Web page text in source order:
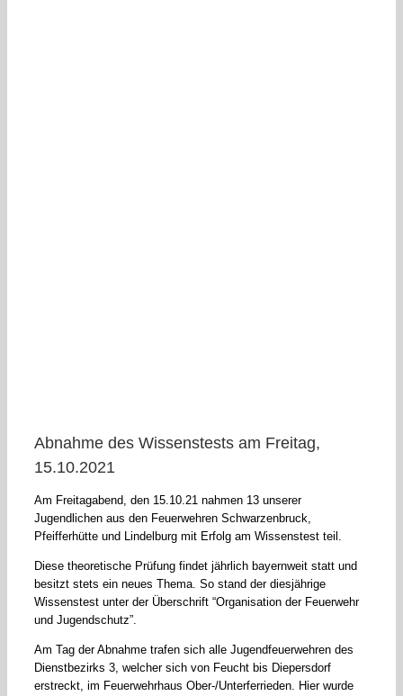
Abnahme des Wissenstests am Freitag,
15.10.2021
Am Freitagabend, den 15.10.21 nahmen 13 unserer
Jugendlichen aus den Feuerwehren Schwarzenbruck,
Pfeifferhütte und Lindelburg mit Erfolg am Wissenstest teil.
Diese theoretische Prüfung findet jährlich bayernweit statt und
besitzt stets ein neues Thema. So stand der diesjährige
Wissenstest unter der Überschrift “Organisation der Feuerwehr
und Jugendschutz”.
Am Tag der Abnahme trafen sich alle Jugendfeuerwehren des
Dienstbezirks 3, welcher sich von Feucht bis Diepersdorf
erstreckt, im Feuerwehrhaus Ober-/Unterferrieden. Hier wurde